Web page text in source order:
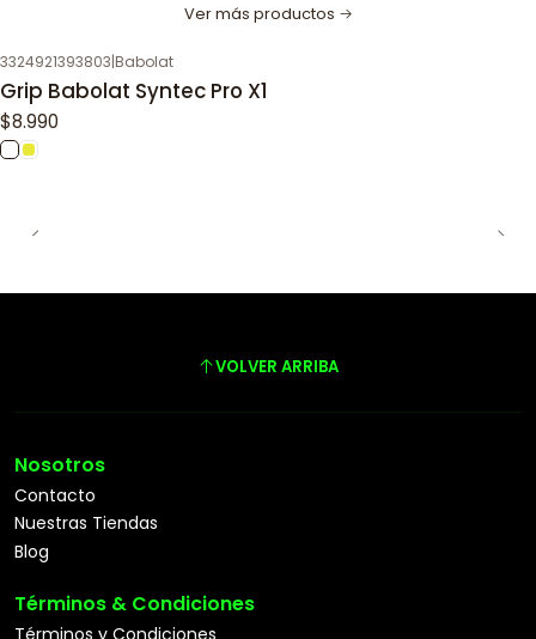
Ver más productos
3324921393803|Babolat
Grip Babolat Syntec Pro X1
$8.990
VOLVER ARRIBA
Nosotros
Contacto
Nuestras Tiendas
Blog
Términos & Condiciones
Términos y Condiciones